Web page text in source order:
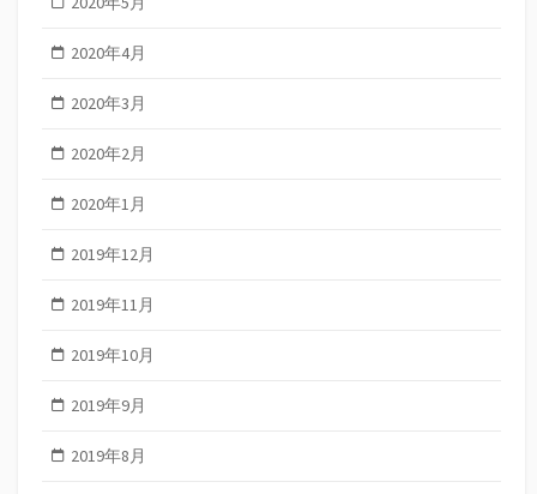
2020年4月
2020年3月
2020年2月
2020年1月
2019年12月
2019年11月
2019年10月
2019年9月
2019年8月